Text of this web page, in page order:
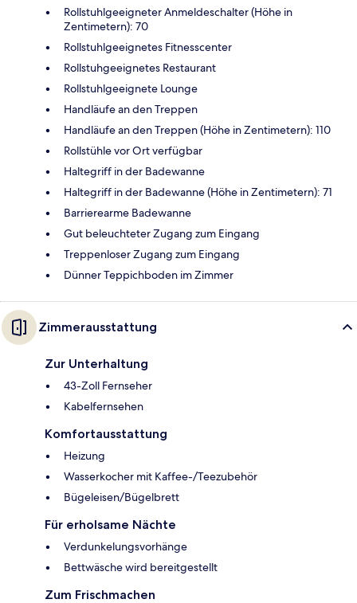
Rollstuhlgeeigneter Anmeldeschalter (Höhe in
Zentimetern): 70
Rollstuhlgeeignetes Fitnesscenter
Rollstuhgeeignetes Restaurant
Rollstuhlgeeignete Lounge
Handläufe an den Treppen
Handläufe an den Treppen (Höhe in Zentimetern): 110
Rollstühle vor Ort verfügbar
Haltegriff in der Badewanne
Haltegriff in der Badewanne (Höhe in Zentimetern): 71
Barrierearme Badewanne
Gut beleuchteter Zugang zum Eingang
Treppenloser Zugang zum Eingang
Dünner Teppichboden im Zimmer
Zimmerausstattung
Zur Unterhaltung
43-Zoll Fernseher
Kabelfernsehen
Komfortausstattung
Heizung
Wasserkocher mit Kaffee-/Teezubehör
Bügeleisen/Bügelbrett
Für erholsame Nächte
Verdunkelungsvorhänge
Bettwäsche wird bereitgestellt
Zum Frischmachen